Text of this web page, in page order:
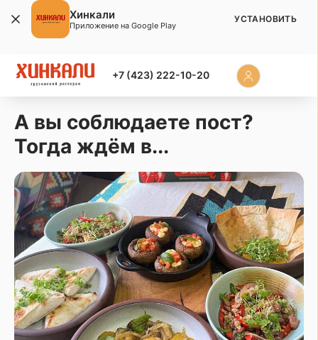
+7 (423) 222-10-20
А вы соблюдаете пост?
Тогда ждём в...
Хинкали
Приложение на Google Play
УСТАНОВИТЬ